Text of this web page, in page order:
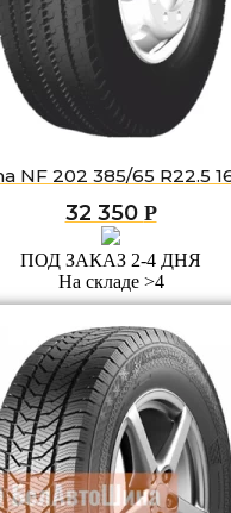
NF 202 385/65 R22.5
32 350 Р
ПОД ЗАКАЗ 2-4 ДНЯ
На складе >4